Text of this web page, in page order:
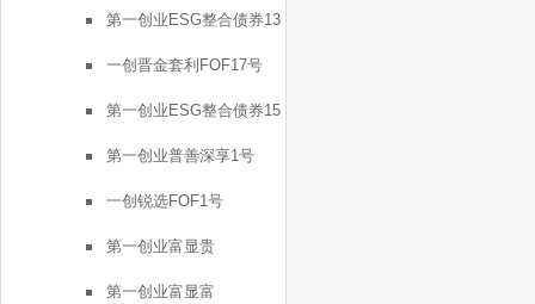
第一创业ESG整合债券13
号
一创晋金套利FOF17号
第一创业ESG整合债券15
号
第一创业普善深享1号
一创锐选FOF1号
第一创业富显贵
第一创业富显富